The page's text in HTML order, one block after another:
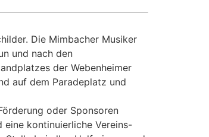
Die Mimbacher Musiker
und nach den
der Webenheimer
auf dem Paradeplatz und
oder Sponsoren
kontinuierliche Vereins-